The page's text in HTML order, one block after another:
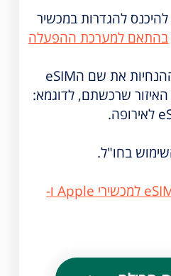
להגדרות במכשיר
בהתאם למערכת ההפעלה
מומלץ לשנות במסכי ההנחיות את שם הeSIM
שרכשתם, לדוגמא:
בחו"ל.
סרטון הסבר להורדת eSIM למכשירי Apple ו-